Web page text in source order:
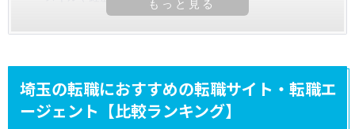
埼玉の転職におすすめの転職サイト・転職エ
ージェント【比較ランキング】